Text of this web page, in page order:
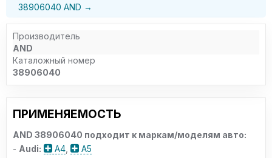
38906040 AND →
Производитель
AND
Каталожный номер
38906040
ПРИМЕНЯЕМОСТЬ
AND 38906040 подходит к маркам/моделям авто:
- Audi: A4
A5